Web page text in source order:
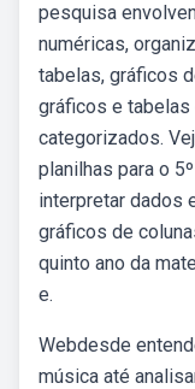
pesquisa
numéricas,
tabelas, gráficos
gráficos e
categorizados.
planilhas para o
interpretar dados
gráficos de
quinto ano da
e.
Webdesde
música até